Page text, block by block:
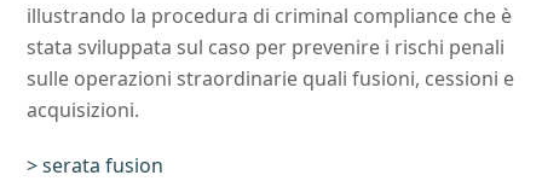
illustrando la procedura di criminal compliance che è
stata sviluppata sul caso per prevenire i rischi penali
sulle operazioni straordinarie quali fusioni, cessioni e
acquisizioni.
> serata fusion